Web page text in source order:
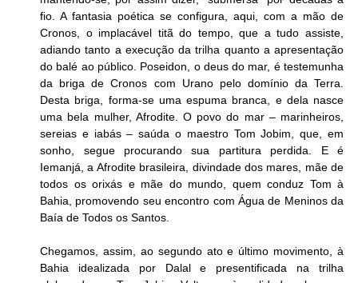
fio. A fantasia poética se configura, aqui, com a mão de
Cronos, o implacável titã do tempo, que a tudo assiste,
adiando tanto a execução da trilha quanto a apresentação
do balé ao público. Poseidon, o deus do mar, é testemunha
da briga de Cronos com Urano pelo domínio da Terra.
Desta briga, forma-se uma espuma branca, e dela nasce
uma bela mulher, Afrodite. O povo do mar – marinheiros,
sereias e iabás – saúda o maestro Tom Jobim, que, em
sonho, segue procurando sua partitura perdida. E é
Iemanjá, a Afrodite brasileira, divindade dos mares, mãe de
todos os orixás e mãe do mundo, quem conduz Tom à
Bahia, promovendo seu encontro com Água de Meninos da
Baía de Todos os Santos.
Chegamos, assim, ao segundo ato e último movimento, à
Bahia idealizada por Dalal e presentificada na trilha